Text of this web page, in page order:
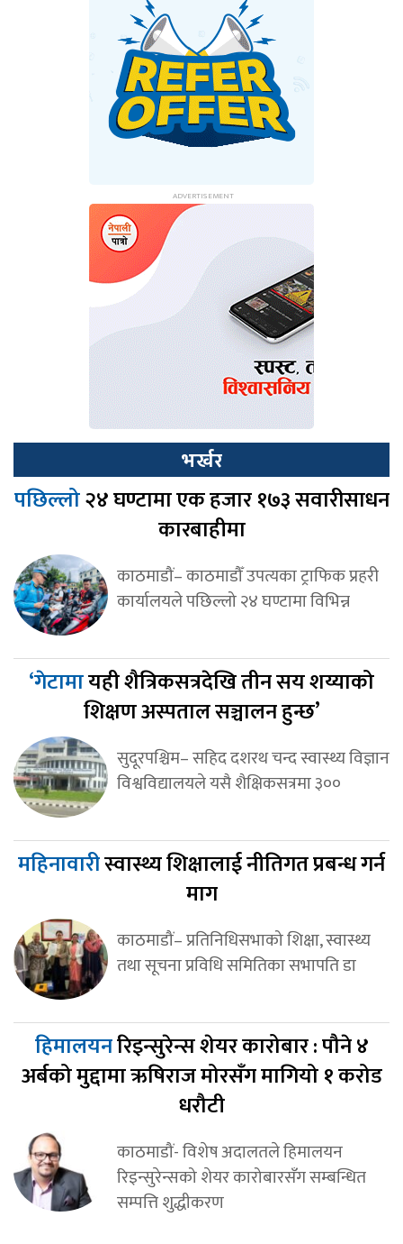
भर्खर
पछिल्लो२४ घण्टामा एक हजार १७३ सवारीसाधन
कारबाहीमा
काठमाडौं– काठमाडौँ उपत्यका ट्राफिक प्रहरी
कार्यालयले पछिल्लो २४ घण्टामा विभिन्न
‘गेटामायही शैत्रिकसत्रदेखि तीन सय शय्याको
शिक्षण अस्पताल सञ्चालन हुन्छ’
सुदूरपश्चिम– सहिद दशरथ चन्द स्वास्थ्य विज्ञान
विश्वविद्यालयले यसै शैक्षिकसत्रमा ३००
महिनावारीस्वास्थ्य शिक्षालाई नीतिगत प्रबन्ध गर्न
माग
काठमाडौं– प्रतिनिधिसभाको शिक्षा, स्वास्थ्य
तथा सूचना प्रविधि समितिका सभापति डा
हिमालयनरिइन्सुरेन्स शेयर कारोबार : पौने ४
अर्बको मुद्दामा ऋषिराज मोरसँग मागियो १ करोड
धरौटी
काठमाडौं- विशेष अदालतले हिमालयन
रिइन्सुरेन्सको शेयर कारोबारसँग सम्बन्धित
सम्पत्ति शुद्धीकरण